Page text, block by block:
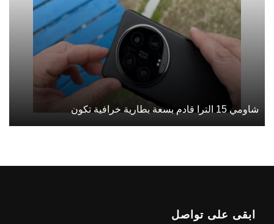
شاومي 15 الترا قادم بسعة بطارية خرافية تكون
ابقى على تواصل